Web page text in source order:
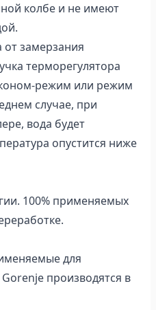
колбе и не имеют
замерзания
терморегулятора
режим или режим
случае, при
вода будет
опустится ниже
100% применяемых
для
производятся в